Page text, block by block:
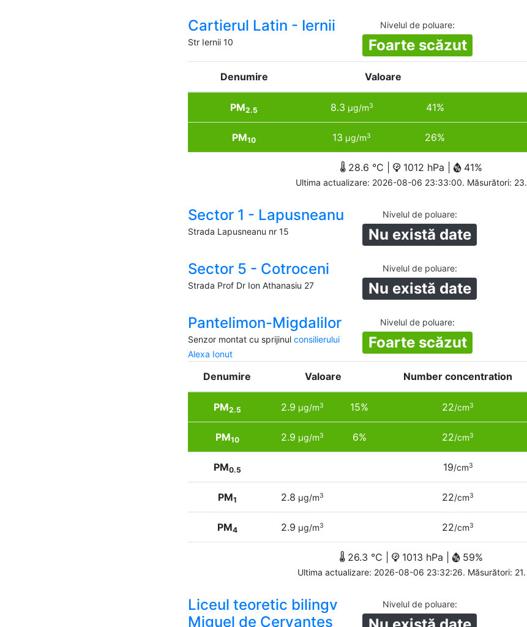
Cartierul Latin - Iernii
Str Iernii 10
Nivelul de poluare:
Foarte scăzut
Denumire Valoare
PM2.5 8.3 µg/m3 41%
PM10 13 µg/m3 26%
28.6 °C | 1012 hPa | 41%
Ultima actualizare: 2026-08-06 23:33:00. Măsurători: 23.
Sector 1 - Lapusneanu
Strada Lapusneanu nr 15
Nivelul de poluare:
Nu există date
Sector 5 - Cotroceni
Strada Prof Dr Ion Athanasiu 27
Nivelul de poluare:
Nu există date
Pantelimon-Migdalilor
Senzor montat cu sprijinul consilierului
Alexa Ionut
Nivelul de poluare:
Foarte scăzut
Denumire Valoare Number concentration
PM2.5 2.9 µg/m3 15% 22/cm3
PM10 2.9 µg/m3 6% 22/cm3
PM0.5 19/cm3
PM1 2.8 µg/m3 22/cm3
PM4 2.9 µg/m3 22/cm3
26.3 °C | 1013 hPa | 59%
Ultima actualizare: 2026-08-06 23:32:26. Măsurători: 21.
Liceul teoretic bilingv
Miguel de Cervantes
Nivelul de poluare: